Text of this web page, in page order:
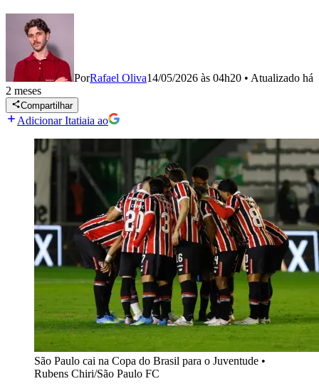
PorRafael Oliva14/05/2026 às 04h20 • Atualizado há
2 meses
Compartilhar
Adicionar Itatiaia ao
São Paulo cai na Copa do Brasil para o Juventude •
Rubens Chiri/São Paulo FC